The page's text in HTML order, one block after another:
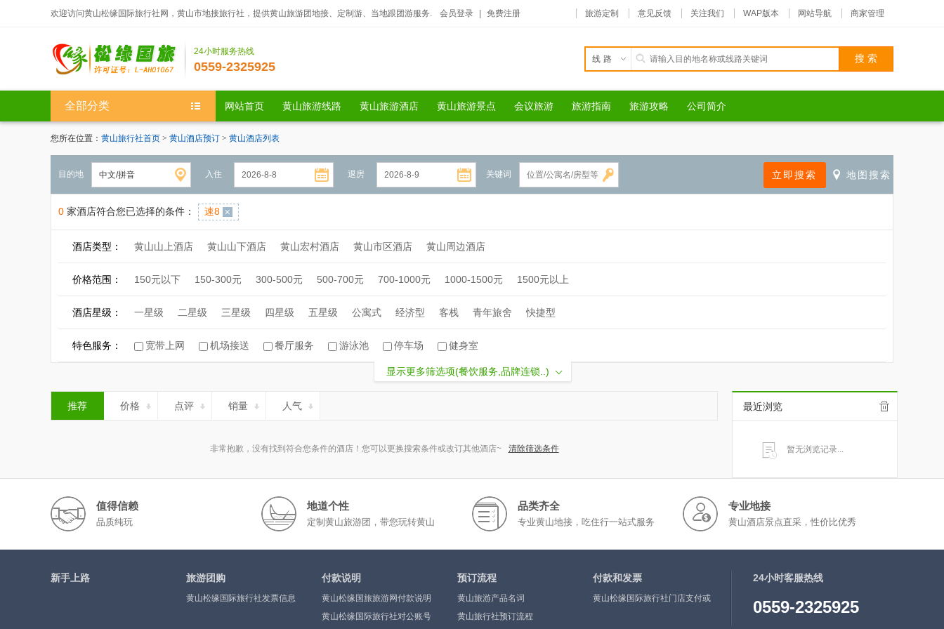
欢迎访问黄山松缘国际旅行社网，黄山市地接旅行社，提供黄山旅游团地接、定制游、当地跟团游服务. 会员登录 免费注册 旅游定制 意见反馈 关注我们 WAP版本 网站导航 商家管理
24小时服务热线
0559-2325925
线路
全部分类 网站首页 黄山旅游线路 黄山旅游酒店 黄山旅游景点 会议旅游 旅游指南 旅游攻略 公司简介
您所在位置： 黄山旅行社首页 > 黄山酒店预订 > 黄山酒店列表
目的地 入住 退房 关键词
0 家酒店符合您已选择的条件： 速8
酒店类型： 黄山山上酒店 黄山山下酒店 黄山宏村酒店 黄山市区酒店 黄山周边酒店
价格范围： 150元以下 150-300元 300-500元 500-700元 700-1000元 1000-1500元 1500元以上
酒店星级： 一星级 二星级 三星级 四星级 五星级 公寓式 经济型 客栈 青年旅舍 快捷型
特色服务： 宽带上网 机场接送 餐厅服务 游泳池 停车场 健身室
显示更多筛选项(餐饮服务,品牌连锁..)
推荐 价格 点评 销量 人气
非常抱歉，没有找到符合您条件的酒店！您可以更换搜索条件或改订其他酒店~ 清除筛选条件
最近浏览
暂无浏览记录...
值得信赖
品质纯玩
地道个性
定制黄山旅游团，带您玩转黄山
品类齐全
专业黄山地接，吃住行一站式服务
专业地接
黄山酒店景点直采，性价比优秀
新手上路 旅游团购
黄山松缘国际旅行社发票信息
付款说明
黄山松缘国旅旅游网付款说明
黄山松缘国际旅行社对公账号
预订流程
黄山旅游产品名词
黄山旅行社预订流程
付款和发票
黄山松缘国际旅行社门店支付或
24小时客服热线
0559-2325925